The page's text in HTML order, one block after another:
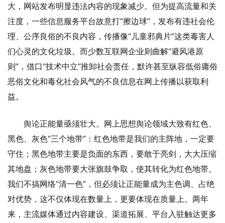
大，网站发布明显违法内容的现象减少。但为提高流量和关
注度，一些信息服务平台故意打“擦边球”，发布有违社会伦
理、公序良俗的不良内容，传播像“儿童邪典片”这类毒害人
们心灵的文化垃圾。而少数互联网企业则曲解“避风港原
则”，借口“技术中立”推卸社会责任，默许甚至纵容低俗庸俗
恶俗文化和毒化社会风气的不良信息在网上传播以获取利
益。
舆论正能量亟须壮大。网上思想舆论领域大致有红色、
黑色、灰色“三个地带”：红色地带是我们的主阵地，一定要
守住；黑色地带主要是负面的东西，要敢于亮剑，大大压缩
其地盘；灰色地带要大张旗鼓争取，使其转化为红色地带。
我们不搞网络“清一色”，但必须让正能量成为主色调、占绝
对优势，这不仅体现在数量上，更要体现在质量上。两年
来，主流媒体通过内容建设、渠道拓展、平台入驻触达更多